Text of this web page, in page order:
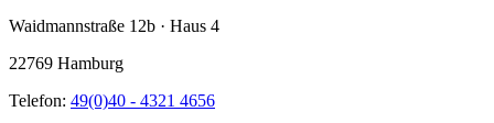
Waidmannstraße 12b · Haus 4
22769 Hamburg
Telefon: 49(0)40 - 4321 4656